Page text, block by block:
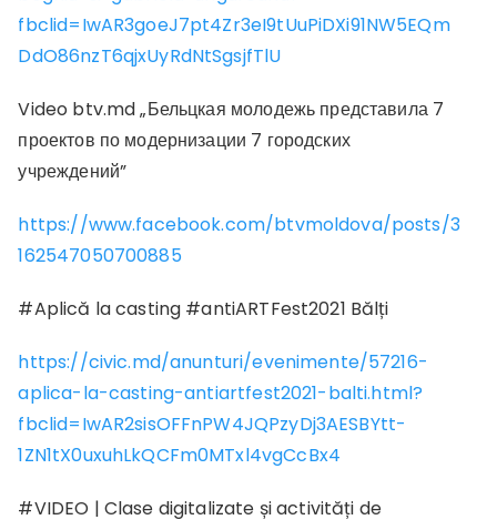
fbclid=IwAR3goeJ7pt4Zr3eI9tUuPiDXi91NW5EQm
DdO86nzT6qjxUyRdNtSgsjfTlU
Video btv.md „Бельцкая молодежь представила 7
проектов по модернизации 7 городских
учреждений”
https://www.facebook.com/btvmoldova/posts/3
162547050700885
#Aplică la casting #antiARTFest2021 Bălți
https://civic.md/anunturi/evenimente/57216-
aplica-la-casting-antiartfest2021-balti.html?
fbclid=IwAR2sisOFFnPW4JQPzyDj3AESBYtt-
1ZN1tX0uxuhLkQCFm0MTxl4vgCcBx4
#VIDEO | Clase digitalizate și activități de